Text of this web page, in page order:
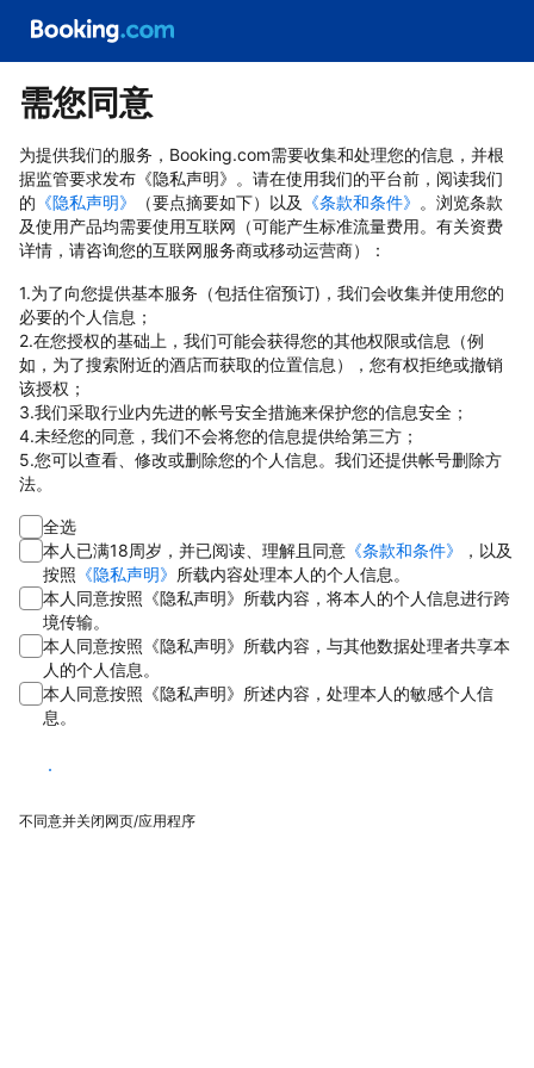
需您同意
为提供我们的服务，Booking.com需要收集和处理您的信息，并根
据监管要求发布《隐私声明》。请在使用我们的平台前，阅读我们
的 《隐私声明》 （要点摘要如下）以及 《条款和条件》 。浏览条款
及使用产品均需要使用互联网（可能产生标准流量费用。有关资费
详情，请咨询您的互联网服务商或移动运营商）：
1.为了向您提供基本服务（包括住宿预订)，我们会收集并使用您的
必要的个人信息；
2.在您授权的基础上，我们可能会获得您的其他权限或信息（例
如，为了搜索附近的酒店而获取的位置信息），您有权拒绝或撤销
该授权；
3.我们采取行业内先进的帐号安全措施来保护您的信息安全；
4.未经您的同意，我们不会将您的信息提供给第三方；
5.您可以查看、修改或删除您的个人信息。我们还提供帐号删除方
法。
全选
本人已满18周岁，并已阅读、理解且同意 《条款和条件》
，以及
按照 《隐私声明》 所载内容处理本人的个人信息。
本人同意按照《隐私声明》所载内容，将本人的个人信息进行跨
境传输。
本人同意按照《隐私声明》所载内容，与其他数据处理者共享本
人的个人信息。
本人同意按照《隐私声明》所述内容，处理本人的敏感个人信
息。
同意
不同意并关闭网页/应用程序